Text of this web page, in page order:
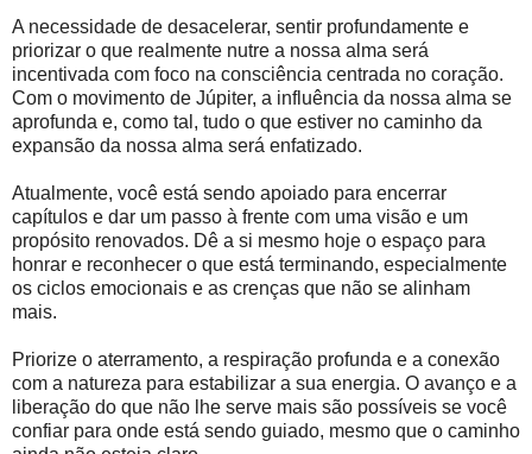
A necessidade de desacelerar, sentir profundamente e
priorizar o que realmente nutre a nossa alma será
incentivada com foco na consciência centrada no coração.
Com o movimento de Júpiter, a influência da nossa alma se
aprofunda e, como tal, tudo o que estiver no caminho da
expansão da nossa alma será enfatizado.
Atualmente, você está sendo apoiado para encerrar
capítulos e dar um passo à frente com uma visão e um
propósito renovados. Dê a si mesmo hoje o espaço para
honrar e reconhecer o que está terminando, especialmente
os ciclos emocionais e as crenças que não se alinham
mais.
Priorize o aterramento, a respiração profunda e a conexão
com a natureza para estabilizar a sua energia. O avanço e a
liberação do que não lhe serve mais são possíveis se você
confiar para onde está sendo guiado, mesmo que o caminho